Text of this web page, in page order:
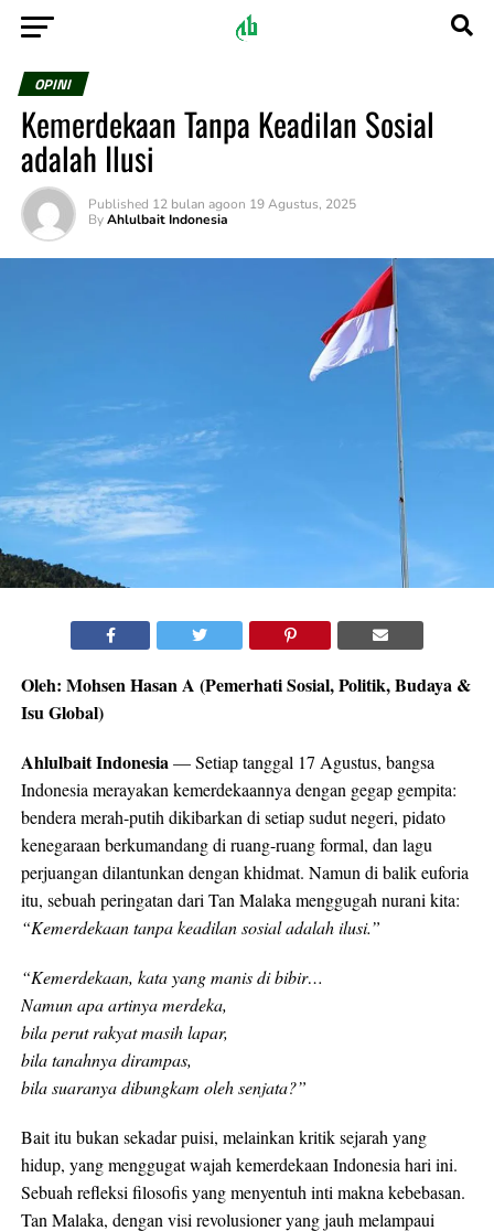
OPINI
Kemerdekaan Tanpa Keadilan Sosial
adalah Ilusi
Published 12 bulan agoon 19 Agustus, 2025
By Ahlulbait Indonesia
Oleh: Mohsen Hasan A (Pemerhati Sosial, Politik, Budaya &
Isu Global)
Ahlulbait Indonesia — Setiap tanggal 17 Agustus, bangsa
Indonesia merayakan kemerdekaannya dengan gegap gempita:
bendera merah-putih dikibarkan di setiap sudut negeri, pidato
kenegaraan berkumandang di ruang-ruang formal, dan lagu
perjuangan dilantunkan dengan khidmat. Namun di balik euforia
itu, sebuah peringatan dari Tan Malaka menggugah nurani kita:
“Kemerdekaan tanpa keadilan sosial adalah ilusi.”
“Kemerdekaan, kata yang manis di bibir…
Namun apa artinya merdeka,
bila perut rakyat masih lapar,
bila tanahnya dirampas,
bila suaranya dibungkam oleh senjata?”
Bait itu bukan sekadar puisi, melainkan kritik sejarah yang
hidup, yang menggugat wajah kemerdekaan Indonesia hari ini.
Sebuah refleksi filosofis yang menyentuh inti makna kebebasan.
Tan Malaka, dengan visi revolusioner yang jauh melampaui